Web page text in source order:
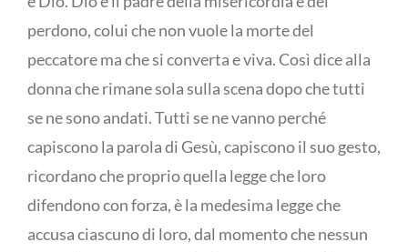
perdono, colui che non vuole la morte del
peccatore ma che si converta e viva. Così dice alla
donna che rimane sola sulla scena dopo che tutti
se ne sono andati. Tutti se ne vanno perché
capiscono la parola di Gesù, capiscono il suo gesto,
ricordano che proprio quella legge che loro
difendono con forza, è la medesima legge che
accusa ciascuno di loro, dal momento che nessun